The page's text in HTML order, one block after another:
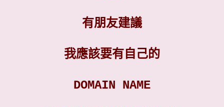
有朋友建議
我應該要有自己的
DOMAIN NAME